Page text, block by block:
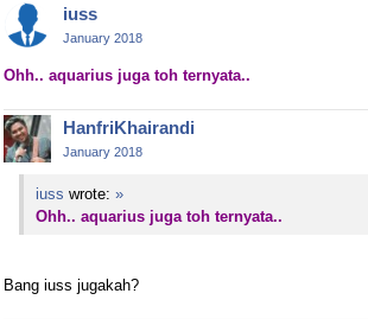
iuss
January 2018
Ohh.. aquarius juga toh ternyata..
HanfriKhairandi
January 2018
iuss wrote: »
Ohh.. aquarius juga toh ternyata..
Bang iuss jugakah?